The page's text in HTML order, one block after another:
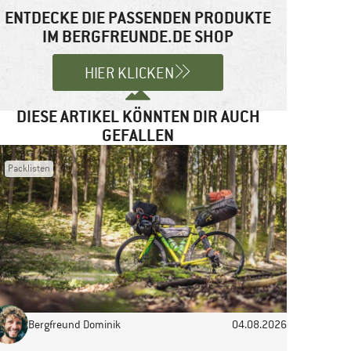
ENTDECKE DIE PASSENDEN PRODUKTE
IM BERGFREUNDE.DE SHOP
HIER KLICKEN
DIESE ARTIKEL KÖNNTEN DIR AUCH
GEFALLEN
Packlisten
Bergfreund Dominik 04.08.2026